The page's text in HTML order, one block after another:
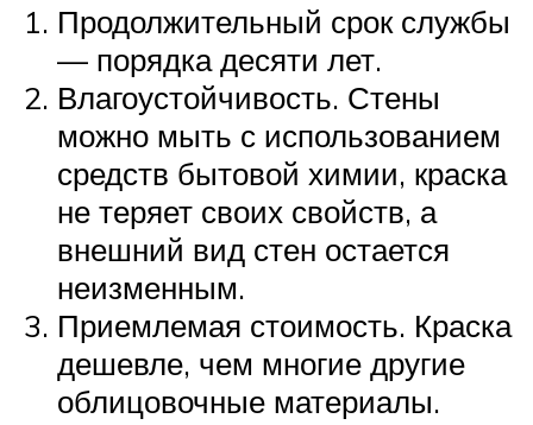
Продолжительный срок службы
— порядка десяти лет.
Влагоустойчивость. Стены
можно мыть с использованием
средств бытовой химии, краска
не теряет своих свойств, а
внешний вид стен остается
неизменным.
Приемлемая стоимость. Краска
дешевле, чем многие другие
облицовочные материалы.